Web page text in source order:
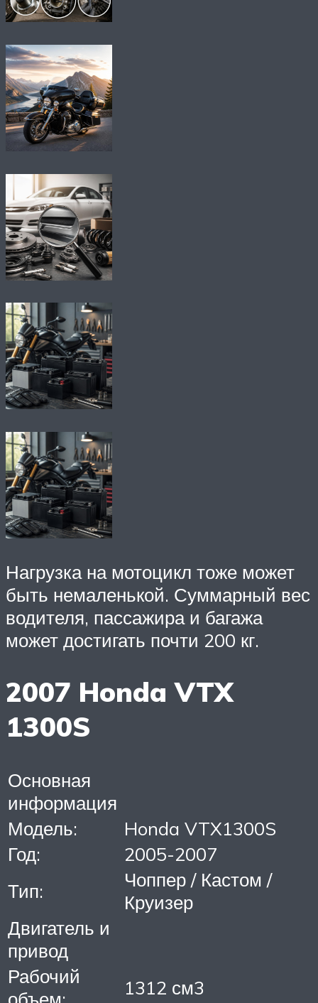
Нагрузка на мотоцикл тоже может
быть немаленькой. Суммарный вес
водителя, пассажира и багажа
может достигать почти 200 кг.
2007 Honda VTX
1300S
Основная
информация
Модель:
Honda VTX1300S
Год:
2005-2007
Тип:
Чоппер / Кастом /
Круизер
Двигатель и
привод
Рабочий
1312 см3